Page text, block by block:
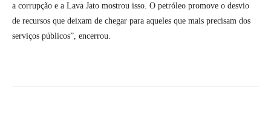
a corrupção e a Lava Jato mostrou isso. O petróleo promove o desvio
de recursos que deixam de chegar para aqueles que mais precisam dos
serviços públicos”, encerrou.